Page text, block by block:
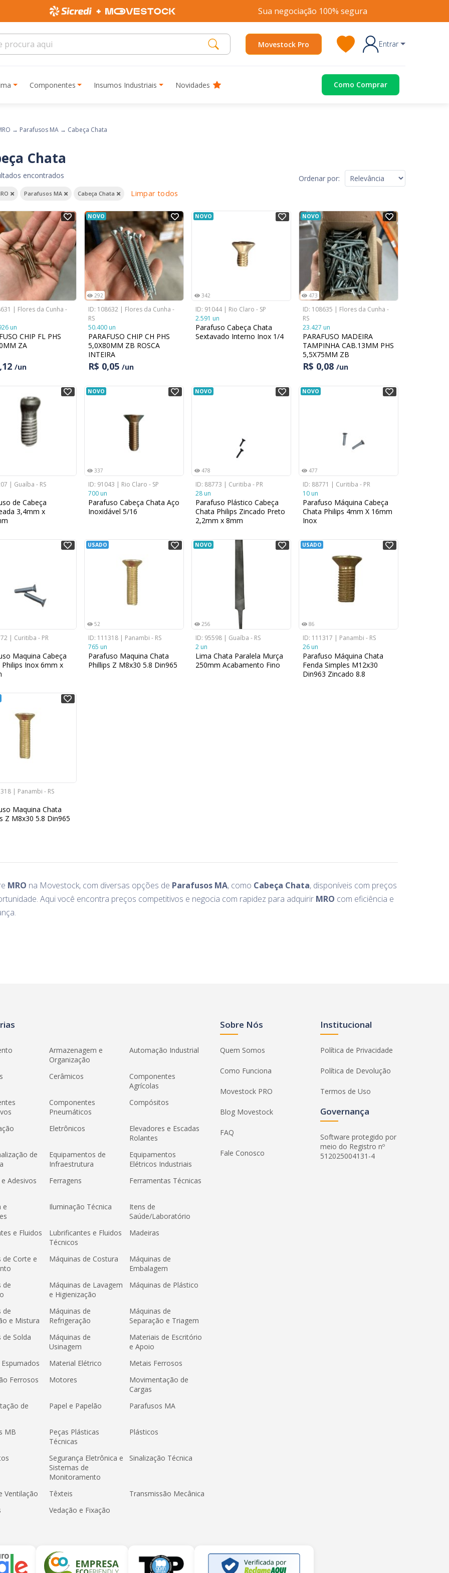
Sua negociação 100% segura
Movestock Pro Entrar
Componentes Insumos Industriais Novidades Como Comprar
→ Parafusos MA → Cabeça Chata
Chata
encontrados Ordenar por:
Parafusos MA Cabeça Chata Limpar todos
| Flores da Cunha -
un
CHIP FL PHS
ZA
/un
NOVO
292
ID: 108632 | Flores da Cunha -
RS
50.400 un
PARAFUSO CHIP CH PHS
5,0X80MM ZB ROSCA
INTEIRA
R$ 0,05 /un
NOVO
342
ID: 91044 | Rio Claro - SP
2.591 un
Parafuso Cabeça Chata
Sextavado Interno Inox 1/4
NOVO
473
ID: 108635 | Flores da Cunha -
RS
23.427 un
PARAFUSO MADEIRA
TAMPINHA CAB.13MM PHS
5,5X75MM ZB
R$ 0,08 /un
| Guaíba - RS
de Cabeça
3,4mm x
NOVO
337
ID: 91043 | Rio Claro - SP
700 un
Parafuso Cabeça Chata Aço
Inoxidável 5/16
NOVO
478
ID: 88773 | Curitiba - PR
28 un
Parafuso Plástico Cabeça
Chata Philips Zincado Preto
2,2mm x 8mm
NOVO
477
ID: 88771 | Curitiba - PR
10 un
Parafuso Máquina Cabeça
Chata Philips 4mm X 16mm
Inox
| Curitiba - PR
Maquina Cabeça
Philips Inox 6mm x
USADO
52
ID: 111318 | Panambi - RS
765 un
Parafuso Maquina Chata
Phillips Z M8x30 5.8 Din965
NOVO
256
ID: 95598 | Guaíba - RS
2 un
Lima Chata Paralela Murça
250mm Acabamento Fino
USADO
86
ID: 111317 | Panambi - RS
26 un
Parafuso Máquina Chata
Fenda Simples M12x30
Din963 Zincado 8.8
| Panambi - RS
Maquina Chata
Z M8x30 5.8 Din965
MRO na Movestock, com diversas opções de Parafusos MA, como Cabeça Chata, disponíveis com preços
Aqui você encontra preços competitivos e negocia com rapidez para adquirir MRO com eficiência e
Armazenagem e
Organização
Automação Industrial
Cerâmicos
Componentes
Agrícolas
Componentes
Pneumáticos
Compósitos
Eletrônicos
Elevadores e Escadas
Rolantes
de
Equipamentos de
Infraestrutura
Equipamentos
Elétricos Industriais
Adesivos
Ferragens Ferramentas Técnicas
e
Iluminação Técnica
Itens de
Saúde/Laboratório
e Fluidos
Lubrificantes e Fluidos
Técnicos
Madeiras
de Corte e
Máquinas de Costura
Máquinas de
Embalagem
de
Máquinas de Lavagem
e Higienização
Máquinas de Plástico
de
e Mistura
Máquinas de
Refrigeração
Máquinas de
Separação e Triagem
de Solda
Máquinas de
Usinagem
Materiais de Escritório
e Apoio
Material Elétrico
Metais Ferrosos
Ferrosos
Motores
Movimentação de
Cargas
de
Papel e Papelão Parafusos MA
MB
Peças Plásticas
Técnicas
Plásticos
Segurança Eletrônica e
Sistemas de
Monitoramento
Sinalização Técnica
Ventilação Têxteis
Transmissão Mecânica
Vedação e Fixação
Sobre Nós
Quem Somos
Como Funciona
Movestock PRO
Blog Movestock
FAQ
Fale Conosco
Institucional
Política de Privacidade
Política de Devolução
Termos de Uso
Governança
Software protegido por
meio do Registro nº
512025004131-4